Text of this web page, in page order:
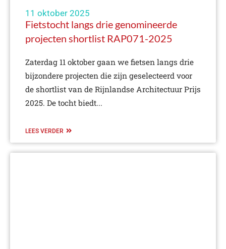
11 oktober 2025
Fietstocht langs drie genomineerde
projecten shortlist RAP071-2025
Zaterdag 11 oktober gaan we fietsen langs drie
bijzondere projecten die zijn geselecteerd voor
de shortlist van de Rijnlandse Architectuur Prijs
2025. De tocht biedt...
LEES VERDER